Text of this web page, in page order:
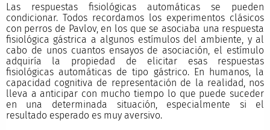
Las respuestas fisiológicas automáticas se pueden
condicionar. Todos recordamos los experimentos clásicos
con perros de Pavlov, en los que se asociaba una respuesta
fisiológica gástrica a algunos estímulos del ambiente, y al
cabo de unos cuantos ensayos de asociación, el estímulo
adquiría la propiedad de elicitar esas respuestas
fisiológicas automáticas de tipo gástrico. En humanos, la
capacidad cognitiva de representación de la realidad, nos
lleva a anticipar con mucho tiempo lo que puede suceder
en una determinada situación, especialmente si el
resultado esperado es muy aversivo.